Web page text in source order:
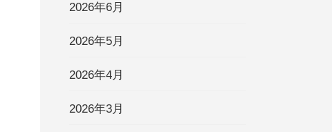
2026年6月
2026年5月
2026年4月
2026年3月